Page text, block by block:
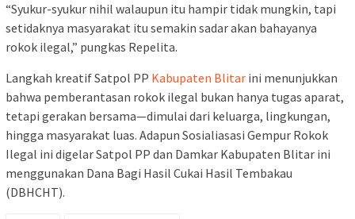
“Syukur-syukur nihil walaupun itu hampir tidak mungkin, tapi
setidaknya masyarakat itu semakin sadar akan bahayanya
rokok ilegal,” pungkas Repelita.
Langkah kreatif Satpol PP Kabupaten Blitar ini menunjukkan
bahwa pemberantasan rokok ilegal bukan hanya tugas aparat,
tetapi gerakan bersama—dimulai dari keluarga, lingkungan,
hingga masyarakat luas. Adapun Sosialiasasi Gempur Rokok
Ilegal ini digelar Satpol PP dan Damkar Kabupaten Blitar ini
menggunakan Dana Bagi Hasil Cukai Hasil Tembakau
(DBHCHT).